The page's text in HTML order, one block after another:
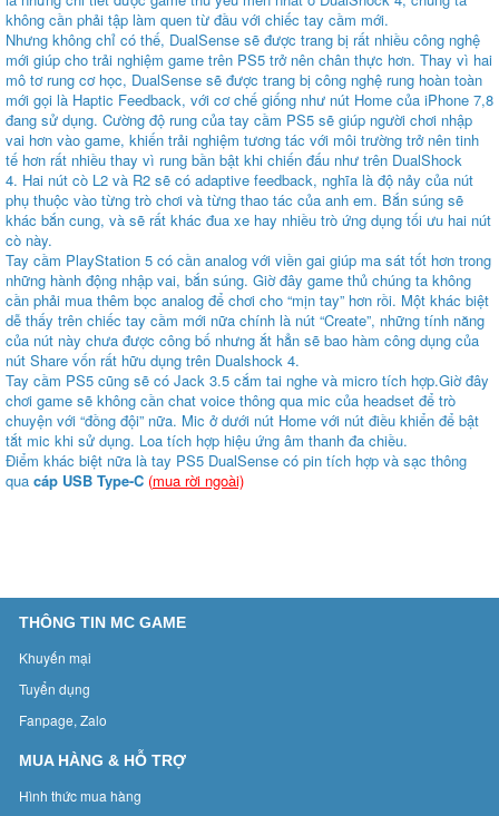
không cần phải tập làm quen từ đầu với chiếc tay cầm mới.
Nhưng không chỉ có thế, DualSense sẽ được trang bị rất nhiều công nghệ
mới giúp cho trải nghiệm game trên PS5 trở nên chân thực hơn. Thay vì hai
mô tơ rung cơ học, DualSense sẽ được trang bị công nghệ rung hoàn toàn
mới gọi là Haptic Feedback, với cơ chế giống như nút Home của iPhone 7,8
đang sử dụng. Cường độ rung của tay cầm PS5 sẽ giúp người chơi nhập
vai hơn vào game, khiến trải nghiệm tương tác với môi trường trở nên tinh
tế hơn rất nhiều thay vì rung bần bật khi chiến đấu như trên DualShock
4. Hai nút cò L2 và R2 sẽ có adaptive feedback, nghĩa là độ nảy của nút
phụ thuộc vào từng trò chơi và từng thao tác của anh em. Bắn súng sẽ
khác bắn cung, và sẽ rất khác đua xe hay nhiều trò ứng dụng tối ưu hai nút
cò này.
Tay cầm PlayStation 5 có cần analog với viền gai giúp ma sát tốt hơn trong
những hành động nhập vai, bắn súng. Giờ đây game thủ chúng ta không
cần phải mua thêm bọc analog để chơi cho “mịn tay” hơn rồi. Một khác biệt
dễ thấy trên chiếc tay cầm mới nữa chính là nút “Create”, những tính năng
của nút này chưa được công bố nhưng ắt hẳn sẽ bao hàm công dụng của
nút Share vốn rất hữu dụng trên Dualshock 4.
Tay cầm PS5 cũng sẽ có Jack 3.5 cắm tai nghe và micro tích hợp.Giờ đây
chơi game sẽ không cần chat voice thông qua mic của headset để trò
chuyện với “đồng đội” nữa. Mic ở dưới nút Home với nút điều khiển để bật
tắt mic khi sử dụng. Loa tích hợp hiệu ứng âm thanh đa chiều.
Điểm khác biệt nữa là tay PS5 DualSense có pin tích hợp và sạc thông
qua cáp USB Type-C (mua rời ngoài)
THÔNG TIN MC GAME
Khuyến mại
Tuyển dụng
Fanpage, Zalo
MUA HÀNG & HỖ TRỢ
Hình thức mua hàng